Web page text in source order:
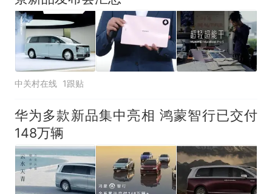
中关村在线 1跟贴
华为多款新品集中亮相 鸿蒙智行已交付
148万辆